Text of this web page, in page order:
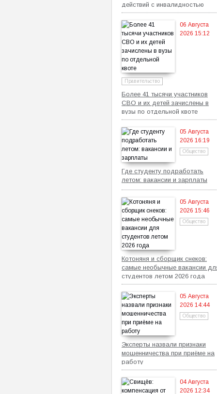
действий с инвалидностью
06 Августа
2026 15:12
Правительство
Более 41 тысячи участников
СВО и их детей зачислены в
вузы по отдельной квоте
05 Августа
2026 16:19
Общество
Где студенту подработать
летом: вакансии и зарплаты
05 Августа
2026 15:46
Общество
Котоняня и сборщик снеков:
самые необычные вакансии
студентов летом 2026 года
05 Августа
2026 14:44
Общество
Эксперты назвали признаки
мошенничества при приёме на
работу
04 Августа
2026 12:34